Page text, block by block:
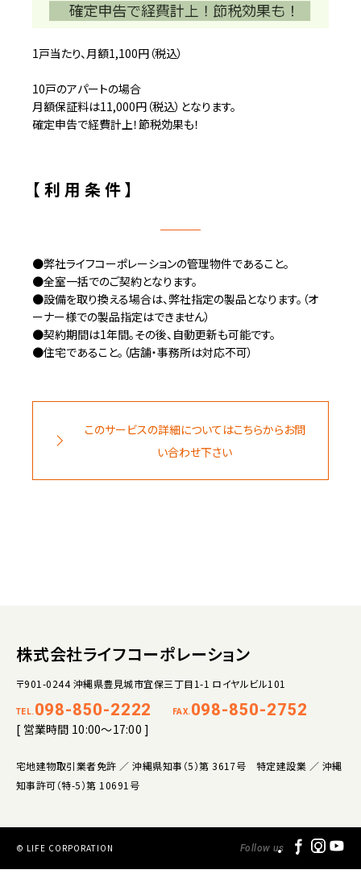
1戸当たり、月額1,100円（税込）
10戸のアパートの場合
月額保証料は11,000円（税込）となります。
確定申告で経費計上！節税効果も！
【 利 用 条 件 】
●弊社ライフコーポレーションの管理物件であること。
●全室一括でのご契約となります。
●設備を取り換える場合は、弊社指定の製品となります。（オ
ーナー様での製品指定はできません）
●契約期間は1年間。その後、自動更新も可能です。
●住宅であること。（店舗・事務所は対応不可）
このサービスの詳細についてはこちらからお問
い合わせ下さい
株式会社ライフコーポレーション
〒901-0244 沖縄県豊見城市宜保三丁目1-1 ロイヤルビル101
TEL. 098-850-2222 FAX. 098-850-2752
[ 営業時間 10:00～17:00 ]
宅地建物取引業者免許 ／ 沖縄県知事（5）第 3617号 特定建設業 ／ 沖縄
知事許可（特-5）第 10691号
© LIFE CORPORATION Follow us